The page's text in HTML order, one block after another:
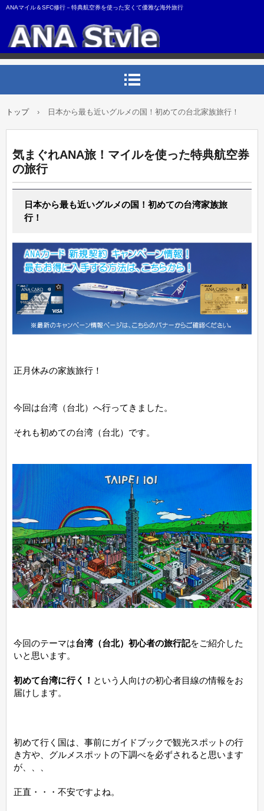
ANAマイル＆SFC修行－特典航空券を使った安くて優雅な海外旅行
トップ › 日本から最も近いグルメの国！初めての台北家族旅行！
気まぐれANA旅！マイルを使った特典航空券
の旅行
日本から最も近いグルメの国！初めての台湾家族旅
行！
正月休みの家族旅行！
今回は台湾（台北）へ行ってきました。
それも初めての台湾（台北）です。
今回のテーマは台湾（台北）初心者の旅行記をご紹介した
いと思います。
初めて台湾に行く！ という人向けの初心者目線の情報をお
届けします。
初めて行く国は、事前にガイドブックで観光スポットの行
き方や、グルメスポットの下調べを必ずされると思います
が、、、
正直・・・不安ですよね。